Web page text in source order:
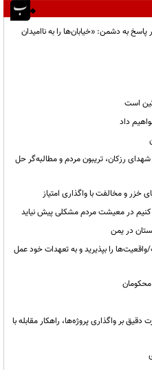
به دشمن: «خیابان‌ها را به ناامیدان
است
داد
رزکان، تریبون مردم و مطالبه‌گر حل
خزر و مخالفت با واگذاری امتیاز
کنیم در معیشت مردم مشکلی پیش نیاید
در یمن
را بپذیرید و به تعهدات خود عمل
محکومان
بر واگذاری پروژه‌ها، راهکار مقابله با